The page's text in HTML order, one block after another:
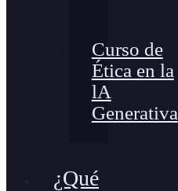
Curso de
Ética en la
lA
Generativa
¿Qué